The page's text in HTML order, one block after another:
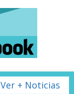
Ver + Noticias